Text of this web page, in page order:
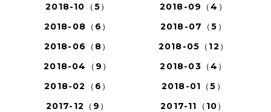
2018-10（5）
2018-09（4）
2018-08（6）
2018-07（5）
2018-06（8）
2018-05（12）
2018-04（9）
2018-03（4）
2018-02（6）
2018-01（5）
2017-12（9）
2017-11（10）